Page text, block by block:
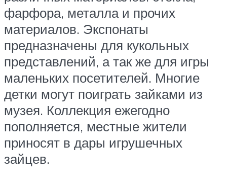
фарфора, металла и прочих
материалов. Экспонаты
предназначены для кукольных
представлений, а так же для игры
маленьких посетителей. Многие
детки могут поиграть зайками из
музея. Коллекция ежегодно
пополняется, местные жители
приносят в дары игрушечных
зайцев.